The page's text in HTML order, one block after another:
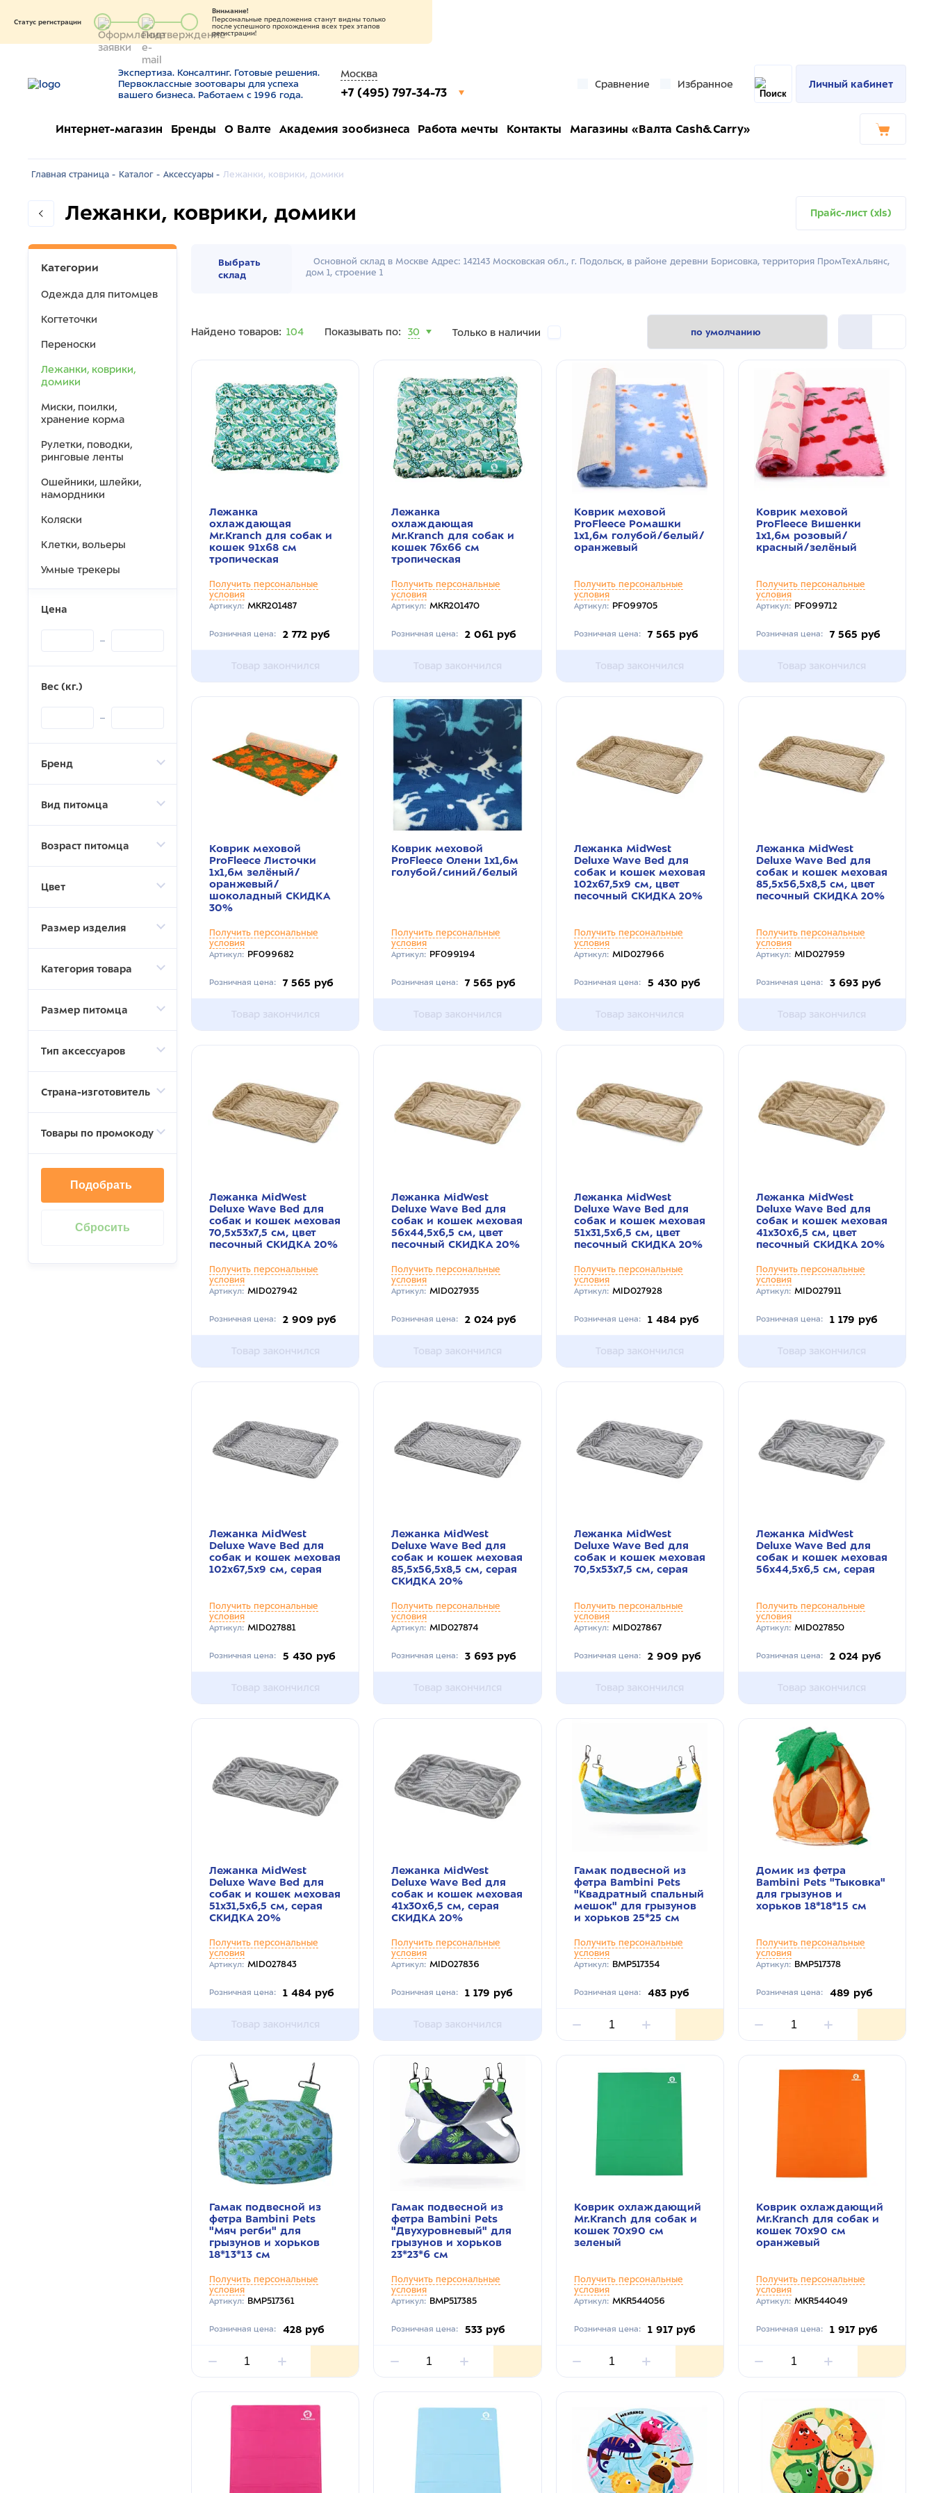
Статус регистрации
Внимание!
Персональные предложения станут видны только
после успешного прохождения всех трех этапов
регистрации!
Экспертиза. Консалтинг. Готовые решения.
Первоклассные зоотовары для успеха
вашего бизнеса. Работаем с 1996 года.
Москва
+7 (495) 797-34-73
Сравнение Избранное Личный кабинет
Интернет-магазин Бренды О Валте Академия зообизнеса Работа мечты Контакты Магазины «Валта Cash&Carry»
Главная страница - Каталог - Аксессуары - Лежанки, коврики, домики
Лежанки, коврики, домики Прайс-лист (xls)
Категории
Одежда для питомцев
Когтеточки
Переноски
Лежанки, коврики,
домики
Миски, поилки,
хранение корма
Рулетки, поводки,
ринговые ленты
Ошейники, шлейки,
намордники
Коляски
Клетки, вольеры
Умные трекеры
Цена
Вес (кг.)
Бренд
Вид питомца
Возраст питомца
Цвет
Размер изделия
Категория товара
Размер питомца
Тип аксессуаров
Страна-изготовитель
Товары по промокоду
Подобрать
Выбрать
склад
Основной склад в Москве Адрес: 142143 Московская обл., г. Подольск, в районе деревни Борисовка, территория ПромТехАльянс,
дом 1, строение 1
Найдено товаров: 104 Показывать по: 30 Только в наличии
Лежанка
охлаждающая
Mr.Kranch для собак и
кошек 91x68 см
тропическая
Получить персональные
условия
Артикул: MKR201487
Розничная цена: 2 772 руб
Товар закончился
Лежанка
охлаждающая
Mr.Kranch для собак и
кошек 76x66 см
тропическая
Получить персональные
условия
Артикул: MKR201470
Розничная цена: 2 061 руб
Товар закончился
Коврик меховой
ProFleece Ромашки
1х1,6м голубой/белый/
оранжевый
Получить персональные
условия
Артикул: PF099705
Розничная цена: 7 565 руб
Товар закончился
Коврик меховой
ProFleece Вишенки
1х1,6м розовый/
красный/зелёный
Получить персональные
условия
Артикул: PF099712
Розничная цена: 7 565 руб
Товар закончился
Коврик меховой
ProFleece Листочки
1х1,6м зелёный/
оранжевый/
шоколадный СКИДКА
30%
Получить персональные
условия
Артикул: PF099682
Розничная цена: 7 565 руб
Товар закончился
Коврик меховой
ProFleece Олени 1х1,6м
голубой/синий/белый
Получить персональные
условия
Артикул: PF099194
Розничная цена: 7 565 руб
Товар закончился
Лежанка MidWest
Deluxe Wave Bed для
собак и кошек меховая
102х67,5х9 см, цвет
песочный СКИДКА 20%
Получить персональные
условия
Артикул: MID027966
Розничная цена: 5 430 руб
Товар закончился
Лежанка MidWest
Deluxe Wave Bed для
собак и кошек меховая
85,5х56,5х8,5 см, цвет
песочный СКИДКА 20%
Получить персональные
условия
Артикул: MID027959
Розничная цена: 3 693 руб
Товар закончился
Лежанка MidWest
Deluxe Wave Bed для
собак и кошек меховая
70,5х53х7,5 см, цвет
песочный СКИДКА 20%
Получить персональные
условия
Артикул: MID027942
Розничная цена: 2 909 руб
Товар закончился
Лежанка MidWest
Deluxe Wave Bed для
собак и кошек меховая
56х44,5х6,5 см, цвет
песочный СКИДКА 20%
Получить персональные
условия
Артикул: MID027935
Розничная цена: 2 024 руб
Товар закончился
Лежанка MidWest
Deluxe Wave Bed для
собак и кошек меховая
51х31,5х6,5 см, цвет
песочный СКИДКА 20%
Получить персональные
условия
Артикул: MID027928
Розничная цена: 1 484 руб
Товар закончился
Лежанка MidWest
Deluxe Wave Bed для
собак и кошек меховая
41х30х6,5 см, цвет
песочный СКИДКА 20%
Получить персональные
условия
Артикул: MID027911
Розничная цена: 1 179 руб
Товар закончился
Лежанка MidWest
Deluxe Wave Bed для
собак и кошек меховая
102х67,5х9 см, серая
Получить персональные
условия
Артикул: MID027881
Розничная цена: 5 430 руб
Товар закончился
Лежанка MidWest
Deluxe Wave Bed для
собак и кошек меховая
85,5х56,5х8,5 см, серая
СКИДКА 20%
Получить персональные
условия
Артикул: MID027874
Розничная цена: 3 693 руб
Товар закончился
Лежанка MidWest
Deluxe Wave Bed для
собак и кошек меховая
70,5х53х7,5 см, серая
Получить персональные
условия
Артикул: MID027867
Розничная цена: 2 909 руб
Товар закончился
Лежанка MidWest
Deluxe Wave Bed для
собак и кошек меховая
56х44,5х6,5 см, серая
Получить персональные
условия
Артикул: MID027850
Розничная цена: 2 024 руб
Товар закончился
Лежанка MidWest
Deluxe Wave Bed для
собак и кошек меховая
51х31,5х6,5 см, серая
СКИДКА 20%
Получить персональные
условия
Артикул: MID027843
Розничная цена: 1 484 руб
Товар закончился
Лежанка MidWest
Deluxe Wave Bed для
собак и кошек меховая
41х30х6,5 см, серая
СКИДКА 20%
Получить персональные
условия
Артикул: MID027836
Розничная цена: 1 179 руб
Товар закончился
Гамак подвесной из
фетра Bambini Pets
"Квадратный спальный
мешок" для грызунов
и хорьков 25*25 см
Получить персональные
условия
Артикул: BMP517354
Розничная цена: 483 руб
Домик из фетра
Bambini Pets "Тыковка"
для грызунов и
хорьков 18*18*15 см
Получить персональные
условия
Артикул: BMP517378
Розничная цена: 489 руб
Гамак подвесной из
фетра Bambini Pets
"Мяч регби" для
грызунов и хорьков
18*13*13 см
Получить персональные
условия
Артикул: BMP517361
Розничная цена: 428 руб
Гамак подвесной из
фетра Bambini Pets
"Двухуровневый" для
грызунов и хорьков
23*23*6 см
Получить персональные
условия
Артикул: BMP517385
Розничная цена: 533 руб
Коврик охлаждающий
Mr.Kranch для собак и
кошек 70х90 см
зеленый
Получить персональные
условия
Артикул: MKR544056
Розничная цена: 1 917 руб
Коврик охлаждающий
Mr.Kranch для собак и
кошек 70х90 см
оранжевый
Получить персональные
условия
Артикул: MKR544049
Розничная цена: 1 917 руб